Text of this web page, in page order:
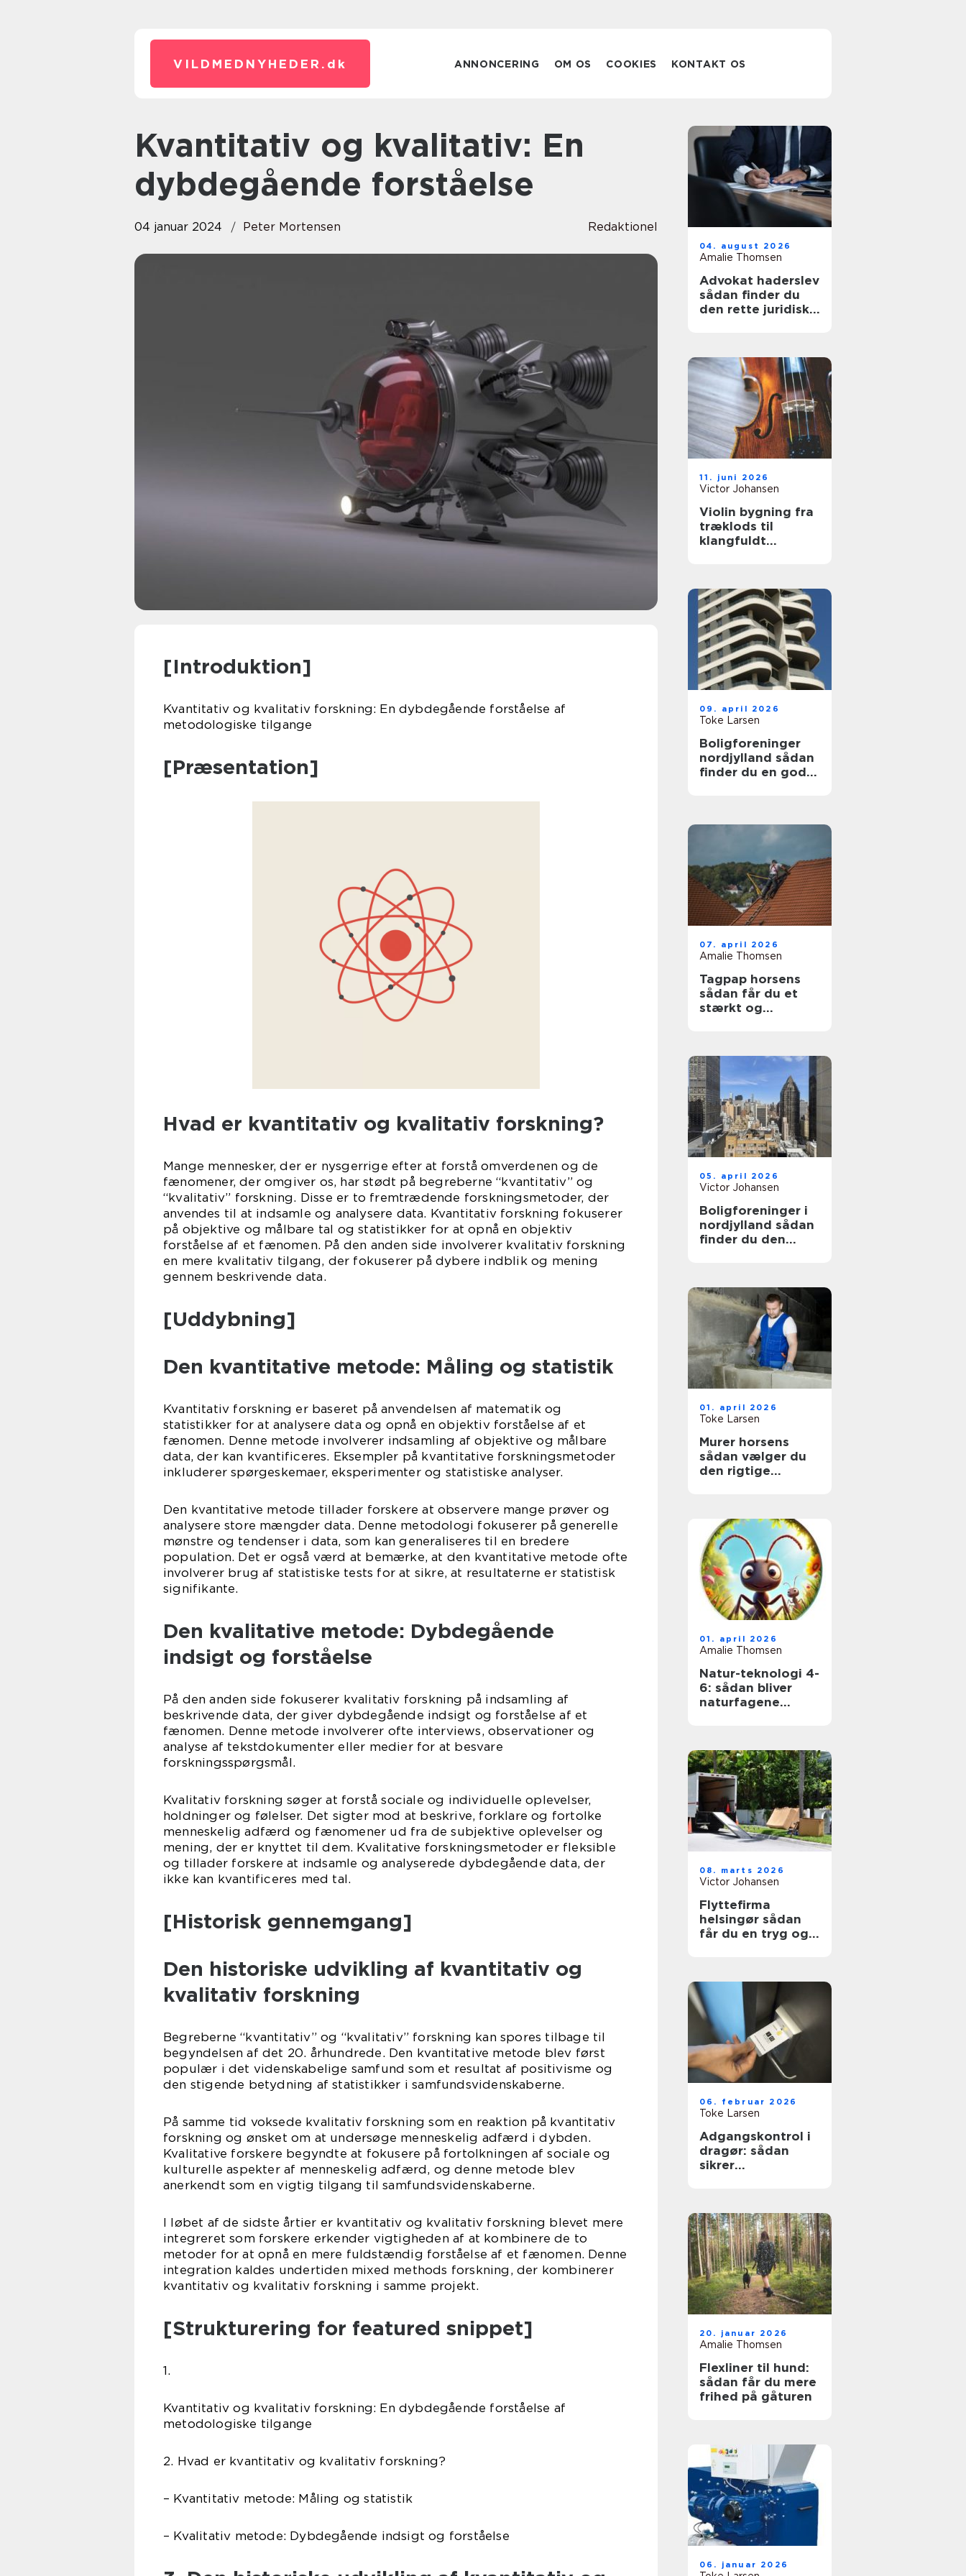
VILDMEDNYHEDER. dk ANNONCERING OM OS COOKIES KONTAKT OS
Kvantitativ og kvalitativ: En
dybdegående forståelse
04 januar 2024 Peter Mortensen Redaktionel
[Introduktion]
Kvantitativ og kvalitativ forskning: En dybdegående forståelse af
metodologiske tilgange
[Præsentation]
Hvad er kvantitativ og kvalitativ forskning?
Mange mennesker, der er nysgerrige efter at forstå omverdenen og de
fænomener, der omgiver os, har stødt på begreberne “kvantitativ” og
“kvalitativ” forskning. Disse er to fremtrædende forskningsmetoder, der
anvendes til at indsamle og analysere data. Kvantitativ forskning fokuserer
på objektive og målbare tal og statistikker for at opnå en objektiv
forståelse af et fænomen. På den anden side involverer kvalitativ forskning
en mere kvalitativ tilgang, der fokuserer på dybere indblik og mening
gennem beskrivende data.
[Uddybning]
Den kvantitative metode: Måling og statistik
Kvantitativ forskning er baseret på anvendelsen af matematik og
statistikker for at analysere data og opnå en objektiv forståelse af et
fænomen. Denne metode involverer indsamling af objektive og målbare
data, der kan kvantificeres. Eksempler på kvantitative forskningsmetoder
inkluderer spørgeskemaer, eksperimenter og statistiske analyser.
Den kvantitative metode tillader forskere at observere mange prøver og
analysere store mængder data. Denne metodologi fokuserer på generelle
mønstre og tendenser i data, som kan generaliseres til en bredere
population. Det er også værd at bemærke, at den kvantitative metode ofte
involverer brug af statistiske tests for at sikre, at resultaterne er statistisk
signifikante.
Den kvalitative metode: Dybdegående
indsigt og forståelse
På den anden side fokuserer kvalitativ forskning på indsamling af
beskrivende data, der giver dybdegående indsigt og forståelse af et
fænomen. Denne metode involverer ofte interviews, observationer og
analyse af tekstdokumenter eller medier for at besvare
forskningsspørgsmål.
Kvalitativ forskning søger at forstå sociale og individuelle oplevelser,
holdninger og følelser. Det sigter mod at beskrive, forklare og fortolke
menneskelig adfærd og fænomener ud fra de subjektive oplevelser og
mening, der er knyttet til dem. Kvalitative forskningsmetoder er fleksible
og tillader forskere at indsamle og analyserede dybdegående data, der
ikke kan kvantificeres med tal.
[Historisk gennemgang]
Den historiske udvikling af kvantitativ og
kvalitativ forskning
Begreberne “kvantitativ” og “kvalitativ” forskning kan spores tilbage til
begyndelsen af det 20. århundrede. Den kvantitative metode blev først
populær i det videnskabelige samfund som et resultat af positivisme og
den stigende betydning af statistikker i samfundsvidenskaberne.
På samme tid voksede kvalitativ forskning som en reaktion på kvantitativ
forskning og ønsket om at undersøge menneskelig adfærd i dybden.
Kvalitative forskere begyndte at fokusere på fortolkningen af sociale og
kulturelle aspekter af menneskelig adfærd, og denne metode blev
anerkendt som en vigtig tilgang til samfundsvidenskaberne.
I løbet af de sidste årtier er kvantitativ og kvalitativ forskning blevet mere
integreret som forskere erkender vigtigheden af at kombinere de to
metoder for at opnå en mere fuldstændig forståelse af et fænomen. Denne
integration kaldes undertiden mixed methods forskning, der kombinerer
kvantitativ og kvalitativ forskning i samme projekt.
[Strukturering for featured snippet]
1.
Kvantitativ og kvalitativ forskning: En dybdegående forståelse af
metodologiske tilgange
2. Hvad er kvantitativ og kvalitativ forskning?
– Kvantitativ metode: Måling og statistik
– Kvalitativ metode: Dybdegående indsigt og forståelse
04. august 2026
Amalie Thomsen
Advokat haderslev
sådan finder du
den rette juridiske
11. juni 2026
Victor Johansen
Violin bygning fra
træklods til
klangfuldt
09. april 2026
Toke Larsen
Boligforeninger
nordjylland sådan
finder du en god
07. april 2026
Amalie Thomsen
Tagpap horsens
sådan får du et
stærkt og
05. april 2026
Victor Johansen
Boligforeninger i
nordjylland sådan
finder du den
01. april 2026
Toke Larsen
Murer horsens
sådan vælger du
den rigtige
01. april 2026
Amalie Thomsen
Natur-teknologi 4-
6: sådan bliver
naturfagene
08. marts 2026
Victor Johansen
Flyttefirma
helsingør sådan
får du en tryg og
06. februar 2026
Toke Larsen
Adgangskontrol i
dragør: sådan
sikrer
20. januar 2026
Amalie Thomsen
Flexliner til hund:
sådan får du mere
frihed på gåturen
06. januar 2026